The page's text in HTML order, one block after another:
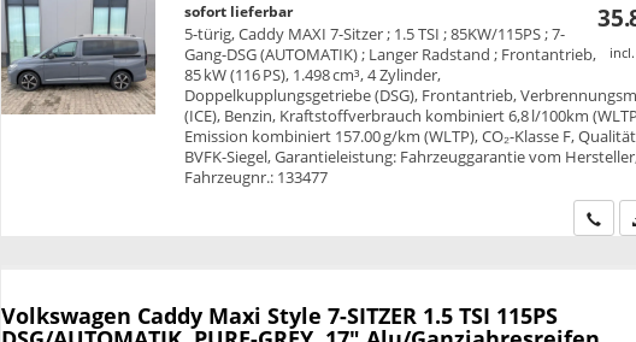
sofort lieferbar
5-türig, Caddy MAXI 7-Sitzer ; 1.5 TSI ; 85KW/115PS ; 7-
Gang-DSG (AUTOMATIK) ; Langer Radstand ; Frontantrieb,
85 kW (116 PS), 1.498 cm³, 4 Zylinder,
Doppelkupplungsgetriebe (DSG), Frontantrieb,
(ICE), Benzin, Kraftstoffverbrauch kombiniert 6,8 l/100km
Emission kombiniert 157.00 g/km (WLTP), CO₂-Klasse F,
BVFK-Siegel, Garantieleistung: Fahrzeuggarantie vom
Fahrzeugnr.: 133477
Wir
Volkswagen Caddy Maxi Style 7-SITZER 1.5 TSI 115PS